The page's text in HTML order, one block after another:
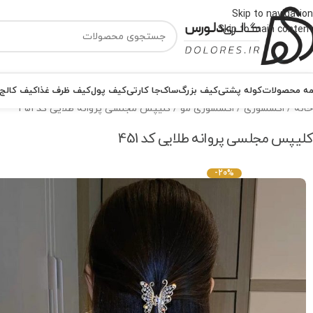
Skip to navigation
Skip to main content
محصولاتکوله پشتیکیف بزرگساکجا کارتیکیف پولکیف ظرف غذاکیف کالج
خانه اکسسوری اکسسوری مو کلیپس مجلسی پروانه طلایی کد 451
کلیپس مجلسی پروانه طلایی کد 451
-20%